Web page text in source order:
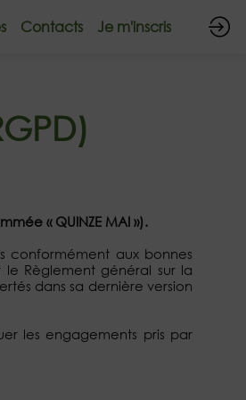
Contacts Je m'inscris
« QUINZE MAI »).
conformément aux bonnes
Règlement général sur la
dans sa dernière version
les engagements pris par